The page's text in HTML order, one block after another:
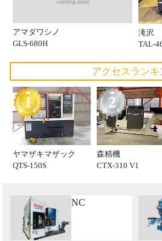
アマダワシノ
GLS-680H
滝沢
TAL-
アクセスランキ
ヤマザキマザック
QTS-150S
森精機
CTX-310 V1
NC